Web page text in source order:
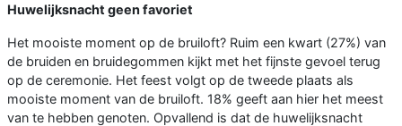
Huwelijksnacht geen favoriet
Het mooiste moment op de bruiloft? Ruim een kwart (27%) van
de bruiden en bruidegommen kijkt met het fijnste gevoel terug
op de ceremonie. Het feest volgt op de tweede plaats als
mooiste moment van de bruiloft. 18% geeft aan hier het meest
van te hebben genoten. Opvallend is dat de huwelijksnacht